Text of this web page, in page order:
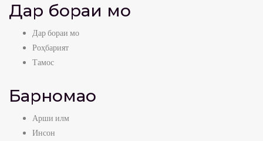
Дар бораи мо
Дар бораи мо
Роҳбарият
Тамос
Барномаҳо
Арши илм
Инсон